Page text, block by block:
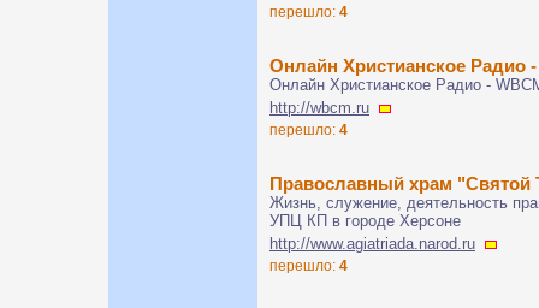
перешло: 4
Онлайн Христианское Радио
Онлайн Христианское Радио -
http://wbcm.ru
перешло: 4
Православный храм
Жизнь, служение, деятельность
УПЦ КП в городе Херсоне
http://www.agiatriada.narod.ru
перешло: 4